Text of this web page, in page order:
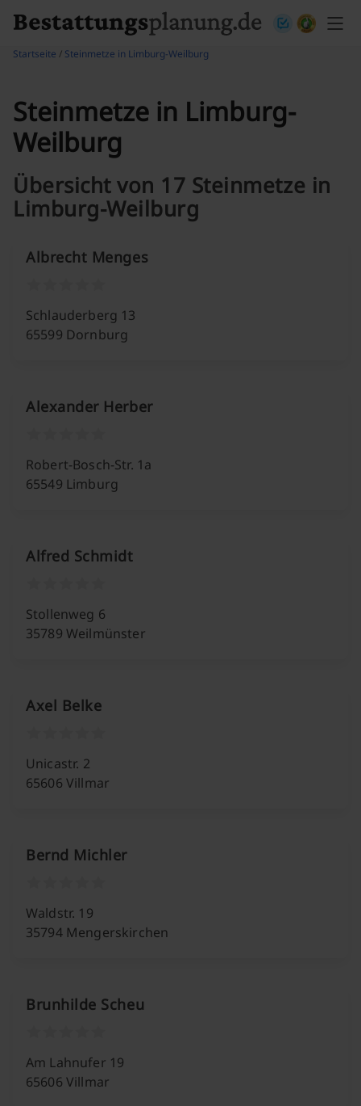
Startseite / Steinmetze in Limburg-Weilburg
Steinmetze in Limburg-
Weilburg
Übersicht von 17 Steinmetze in
Limburg-Weilburg
Albrecht Menges
Schlauderberg 13
65599 Dornburg
Alexander Herber
Robert-Bosch-Str. 1a
65549 Limburg
Alfred Schmidt
Stollenweg 6
35789 Weilmünster
Axel Belke
Unicastr. 2
65606 Villmar
Bernd Michler
Waldstr. 19
35794 Mengerskirchen
Brunhilde Scheu
Am Lahnufer 19
65606 Villmar